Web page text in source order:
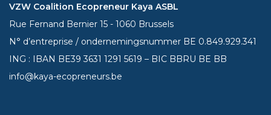
VZW Coalition Ecopreneur Kaya ASBL
Rue Fernand Bernier 15 - 1060 Brussels
N° d’entreprise / ondernemingsnummer BE 0.849.929.341
ING : IBAN BE393631 1291 5619 – BIC BBRU BE BB
info@kaya-ecopreneurs.be